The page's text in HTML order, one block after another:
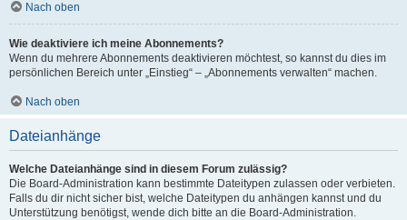
Nach oben
Wie deaktiviere ich meine Abonnements?
Wenn du mehrere Abonnements deaktivieren möchtest, so kannst du dies im
persönlichen Bereich unter „Einstieg“ – „Abonnements verwalten“ machen.
Nach oben
Dateianhänge
Welche Dateianhänge sind in diesem Forum zulässig?
Die Board-Administration kann bestimmte Dateitypen zulassen oder verbieten.
Falls du dir nicht sicher bist, welche Dateitypen du anhängen kannst und du
Unterstützung benötigst, wende dich bitte an die Board-Administration.